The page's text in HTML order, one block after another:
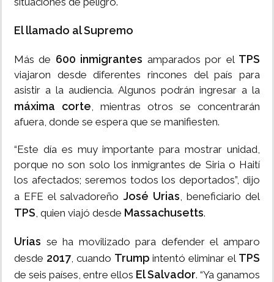
El llamado al Supremo
Más de 600 inmigrantes amparados por el TPS
viajaron desde diferentes rincones del país para
asistir a la audiencia. Algunos podrán ingresar a la
máxima corte, mientras otros se concentrarán
afuera, donde se espera que se manifiesten.
“Este día es muy importante para mostrar unidad,
porque no son solo los inmigrantes de Siria o Haití
los afectados; seremos todos los deportados”, dijo
a EFE el salvadoreño José Urias, beneficiario del
TPS, quien viajó desde Massachusetts.
Urias se ha movilizado para defender el amparo
desde 2017, cuando Trump intentó eliminar el TPS
de seis países, entre ellos El Salvador. “Ya ganamos